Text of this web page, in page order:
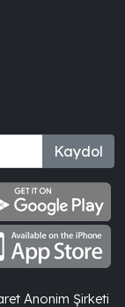
Kaydol
Anonim Şirketi